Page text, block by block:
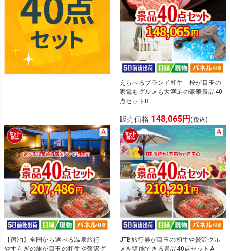
えらべるブランド和牛 梓が目玉の
家電もグルメも大満足の豪華景品40
点セットB
販売価格 148,065円(税込)
【宿泊】全国から選べる温泉旅行
やすらぎの旅が目玉の和牛や贅沢グ
JTB旅行券が目玉の和牛や贅沢グル
メを堪能できる景品40点セットA